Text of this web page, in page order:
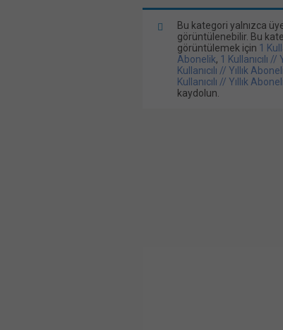
Bu kategori yalnızca
görüntülenebilir. Bu
görüntülemek için 1
Abonelik, 1 Kullanıcılı //
Kullanıcılı // Yıllık
Kullanıcılı // Yıllık
kaydolun.